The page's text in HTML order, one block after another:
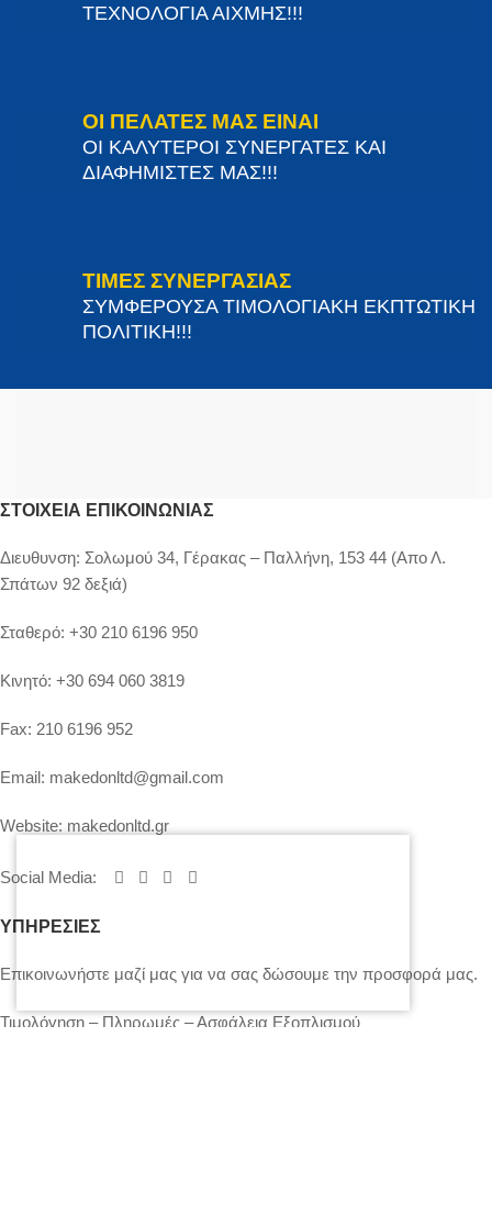
ΤΕΧΝΟΛΟΓΙΑ ΑΙΧΜΗΣ!!!
ΟΙ ΠΕΛΑΤΕΣ ΜΑΣ ΕΙΝΑΙ
ΟΙ ΚΑΛΥΤΕΡΟΙ ΣΥΝΕΡΓΑΤΕΣ ΚΑΙ
ΔΙΑΦΗΜΙΣΤΕΣ ΜΑΣ!!!
ΤΙΜΕΣ ΣΥΝΕΡΓΑΣΙΑΣ
ΣΥΜΦΕΡΟΥΣΑ ΤΙΜΟΛΟΓΙΑΚΗ ΕΚΠΤΩΤΙΚΗ
ΠΟΛΙΤΙΚΗ!!!
ΣΤΟΙΧΕΊΑ ΕΠΙΚΟΙΝΩΝΊΑΣ
Διευθυνση: Σολωμού 34, Γέρακας – Παλλήνη, 153 44 (Απο Λ.
Σπάτων 92 δεξιά)
Σταθερό: +30 210 6196 950
Κινητό: +30 694 060 3819
Fax: 210 6196 952
Email: makedonltd@gmail.com
Website: makedonltd.gr
Social Media:
ΥΠΗΡΕΣΙΕΣ
Επικοινωνήστε μαζί μας για να σας δώσουμε την προσφορά μας.
Τιμολόγηση – Πληρωμές – Ασφάλεια Εξοπλισμού